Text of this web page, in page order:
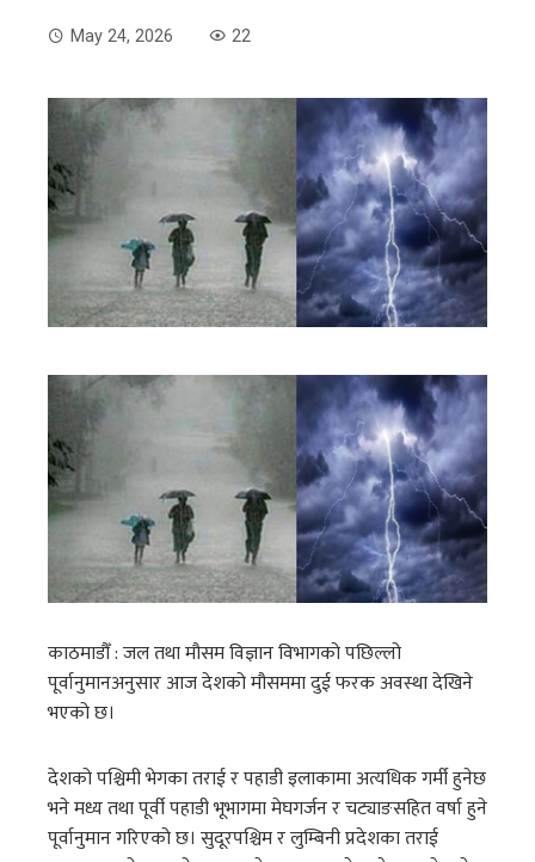
May 24, 2026 22
काठमाडौँ : जल तथा मौसम विज्ञान विभागको पछिल्लो
पूर्वानुमानअनुसार आज देशको मौसममा दुई फरक अवस्था देखिने
भएको छ।
देशको पश्चिमी भेगका तराई र पहाडी इलाकामा अत्यधिक गर्मी हुनेछ
भने मध्य तथा पूर्वी पहाडी भूभागमा मेघगर्जन र चट्याङसहित वर्षा हुने
पूर्वानुमान गरिएको छ। सुदूरपश्चिम र लुम्बिनी प्रदेशका तराई